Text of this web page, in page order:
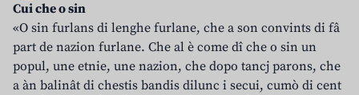
Cui che o sin
«O sin furlans di lenghe furlane, che a son convints di fâ
part de nazion furlane. Che al è come dî che o sin un
popul, une etnie, une nazion, che dopo tancj parons, che
a àn balinât di chestis bandis dilunc i secui, cumò di cent